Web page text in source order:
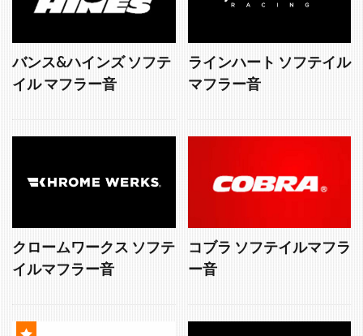
バンス&ハインズ ソフテ
イル マフラー音
ラインハート ソフテイル
マフラー音
クロームワークス ソフテ
イルマフラー音
コブラ ソフテイルマフラ
ー音